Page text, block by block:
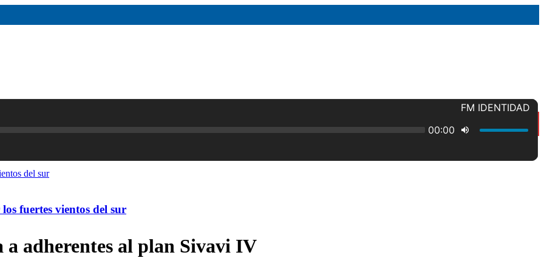
fuertes vientos del sur
adherentes al plan Sivavi IV